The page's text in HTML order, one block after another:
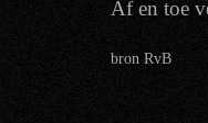
Af en toe
bron RvB